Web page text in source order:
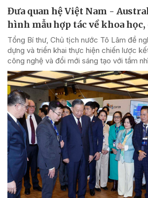
Đưa quan hệ Việt Nam -
hình mẫu hợp tác về khoa
Tổng Bí thư, Chủ tịch nước Tô Lâm đề
dựng và triển khai thực hiện chiến lược
công nghệ và đổi mới sáng tạo với tầm